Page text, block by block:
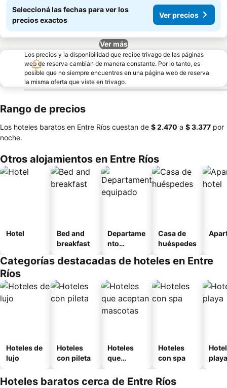
Seleccioná las fechas para ver los
precios exactos
Ver precios
Ver más
Los precios y la disponibilidad que recibe trivago de las páginas
web de reserva cambian de manera constante. Por lo tanto, es
posible que no siempre encuentres en una página web de reserva
la misma oferta que viste en trivago.
Rango de precios
Los hoteles baratos en Entre Ríos cuestan de ‎$ 2.470 a ‎$ 3.377 por
noche.
Otros alojamientos en Entre Ríos
Hotel
Bed and
breakfast
Departame
nto
Casa de
huéspedes
Categorías destacadas de hoteles en Entre
Ríos
Hoteles de
lujo
Hoteles
con pileta
Hoteles
que
mascotas
Hoteles
con spa
playa
Hoteles baratos cerca de Entre Ríos